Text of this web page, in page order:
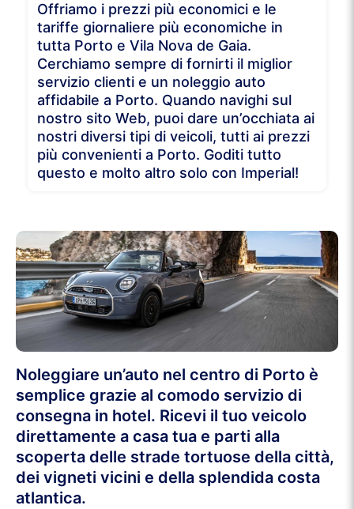
Offriamo i prezzi più economici e le
tariffe giornaliere più economiche in
tutta Porto e Vila Nova de Gaia.
Cerchiamo sempre di fornirti il miglior
servizio clienti e un noleggio auto
affidabile a Porto. Quando navighi sul
nostro sito Web, puoi dare un’occhiata ai
nostri diversi tipi di veicoli, tutti ai prezzi
più convenienti a Porto. Goditi tutto
questo e molto altro solo con Imperial!
Noleggiare un’auto nel centro di Porto è
semplice grazie al comodo servizio di
consegna in hotel. Ricevi il tuo veicolo
direttamente a casa tua e parti alla
scoperta delle strade tortuose della città,
dei vigneti vicini e della splendida costa
atlantica.